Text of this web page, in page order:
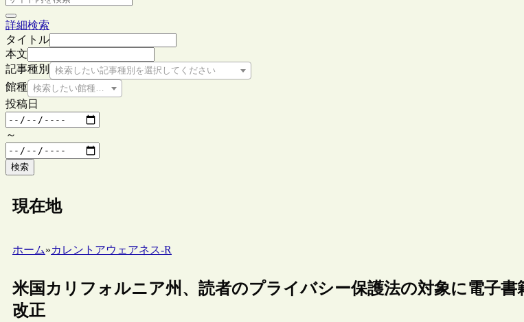
詳細検索
タイトル
本文
記事種別
検索したい記事種別を選択してください
館種 検索したい館種を選択してください
投稿日
～
検索
現在地
ホーム»カレントアウェアネス-R
米国カリフォルニア州、読者のプライバシー保護法の対象に電子書
改正